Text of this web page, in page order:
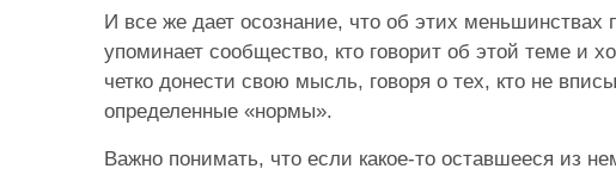
И все же дает осознание, что об этих меньшинствах
упоминает сообщество, кто говорит об этой теме и
четко донести свою мысль, говоря о тех, кто не
определенные «нормы».
Важно понимать, что если какое-то оставшееся из